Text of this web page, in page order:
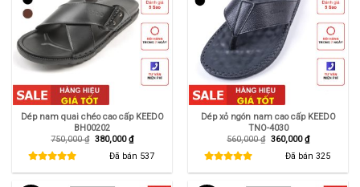
Dép nam quai chéo cao cấp KEEDO
BH00202
750,000₫ Giá
750,000 ₫.
380,000₫Giá
hiện
tại
là:
380,000 ₫.
Đã bán 537
Dép xỏ ngón nam cao cấp KEEDO
TNO-4030
560,000₫ Giá
560,000 ₫.
360,000₫Giá
hiện
tại
là:
360,000 ₫.
Đã bán 325